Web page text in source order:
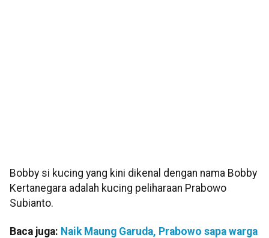
Bobby si kucing yang kini dikenal dengan nama Bobby
Kertanegara adalah kucing peliharaan Prabowo
Subianto.
Baca juga: Naik Maung Garuda, Prabowo sapa warga